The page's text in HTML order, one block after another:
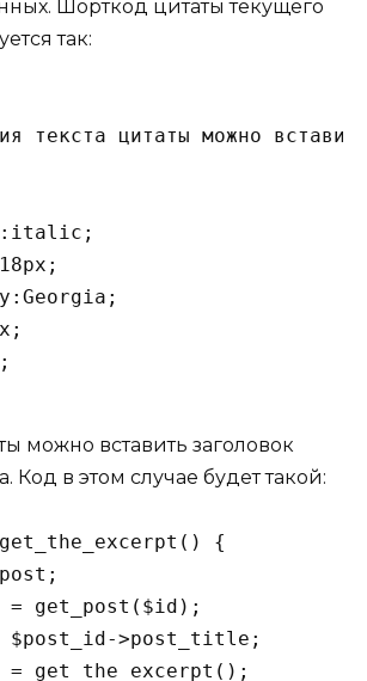
Шорткод цитаты текущего
так:
текста цитаты можно
можно вставить заголовок
Код в этом случае будет такой:
{
= get_post($id);
$post_id->post_title;
= get_the_excerpt();